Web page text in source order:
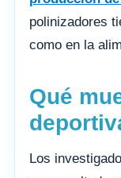
polinizadores
como en la
Qué
Los